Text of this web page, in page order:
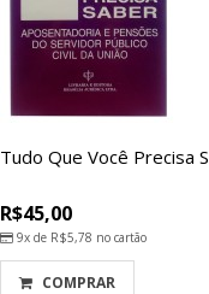
Tudo Que Você Precisa
R$45,00
9x de R$5,78 no cartão
COMPRAR